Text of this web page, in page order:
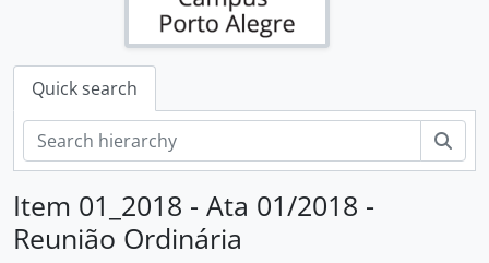
Quick search
Item 01_2018 - Ata 01/2018 -
Reunião Ordinária
[Fonds] Campus Porto Alegre - IFRS